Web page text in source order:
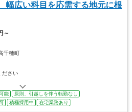
幅広い科目を応需する地元に根
～
千穂町
ださい
能
原則、引越しを伴う転勤なし
積極採用中 在宅業務あり